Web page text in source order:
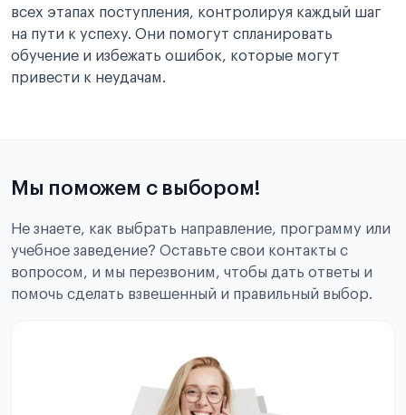
всех этапах поступления, контролируя каждый шаг
на пути к успеху. Они помогут спланировать
обучение и избежать ошибок, которые могут
привести к неудачам.
Мы поможем с выбором!
Не знаете, как выбрать направление, программу или
учебное заведение? Оставьте свои контакты с
вопросом, и мы перезвоним, чтобы дать ответы и
помочь сделать взвешенный и правильный выбор.